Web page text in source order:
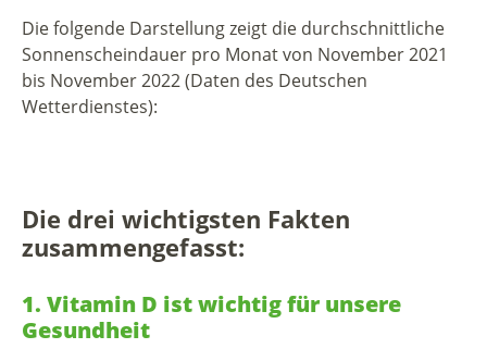
Die folgende Darstellung zeigt die durchschnittliche
Sonnenscheindauer pro Monat von November 2021
bis November 2022 (Daten des Deutschen
Wetterdienstes):
Die drei wichtigsten Fakten
zusammengefasst:
1. Vitamin D ist wichtig für unsere
Gesundheit